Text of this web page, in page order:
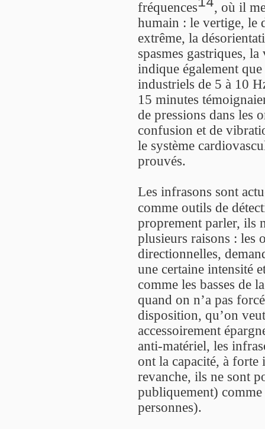
fréquences
, où il
humain : le vertige, le
extrême, la
spasmes gastriques,
indique également
industriels de 5 à 10
15 minutes
de pressions dans les
confusion et de
le système
prouvés.
Les infrasons sont
comme outils de
proprement parler, ils
plusieurs raisons : les
directionnelles,
une certaine intensité
comme les basses de
quand on n’a pas
disposition, qu’on
accessoirement
anti-matériel, les
ont la capacité, à
revanche, ils ne sont
publiquement)
personnes).